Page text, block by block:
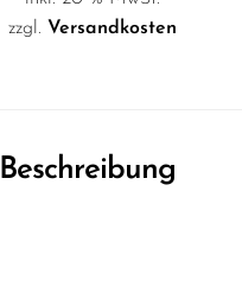
zzgl. Versandkosten
Beschreibung